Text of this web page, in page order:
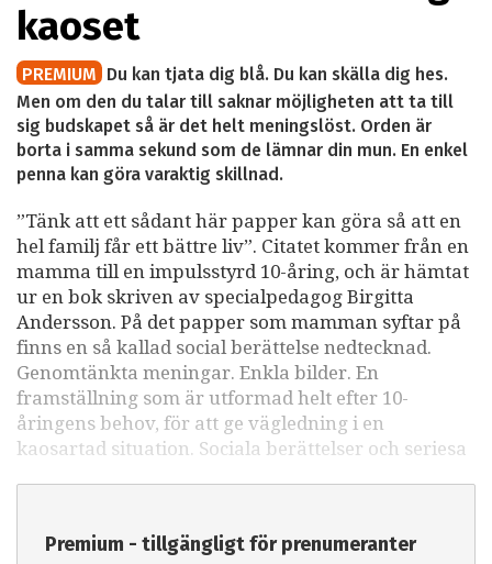
kaoset
PREMIUM Du kan tjata dig blå. Du kan skälla dig hes.
Men om den du talar till saknar möjligheten att ta till
sig budskapet så är det helt meningslöst. Orden är
borta i samma sekund som de lämnar din mun. En enkel
penna kan göra varaktig skillnad.
”Tänk att ett sådant här papper kan göra så att en
hel familj får ett bättre liv”. Citatet kommer från en
mamma till en impulsstyrd 10-åring, och är hämtat
ur en bok skriven av specialpedagog Birgitta
Andersson. På det papper som mamman syftar på
finns en så kallad social berättelse nedtecknad.
Genomtänkta meningar. Enkla bilder. En
framställning som är utformad helt efter 10-
åringens behov, för att ge vägledning i en
kaosartad situation. Sociala berättelser och seriesa
Premium - tillgängligt för prenumeranter